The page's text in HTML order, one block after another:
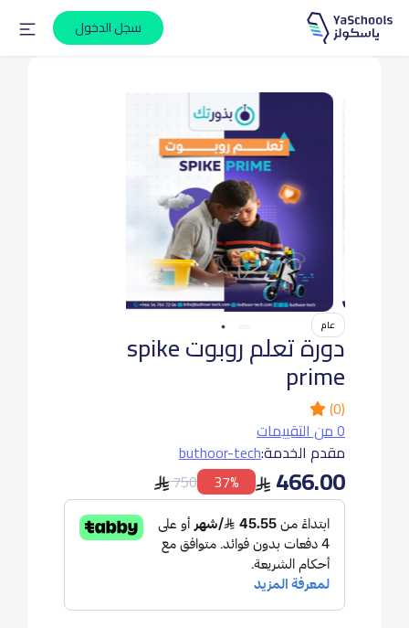
سجل الدخول
عام
دورة تعلم روبوت spike
prime
(0)
0 من التقييمات
مقدم الخدمة:buthoor-tech
466.00
37%
750